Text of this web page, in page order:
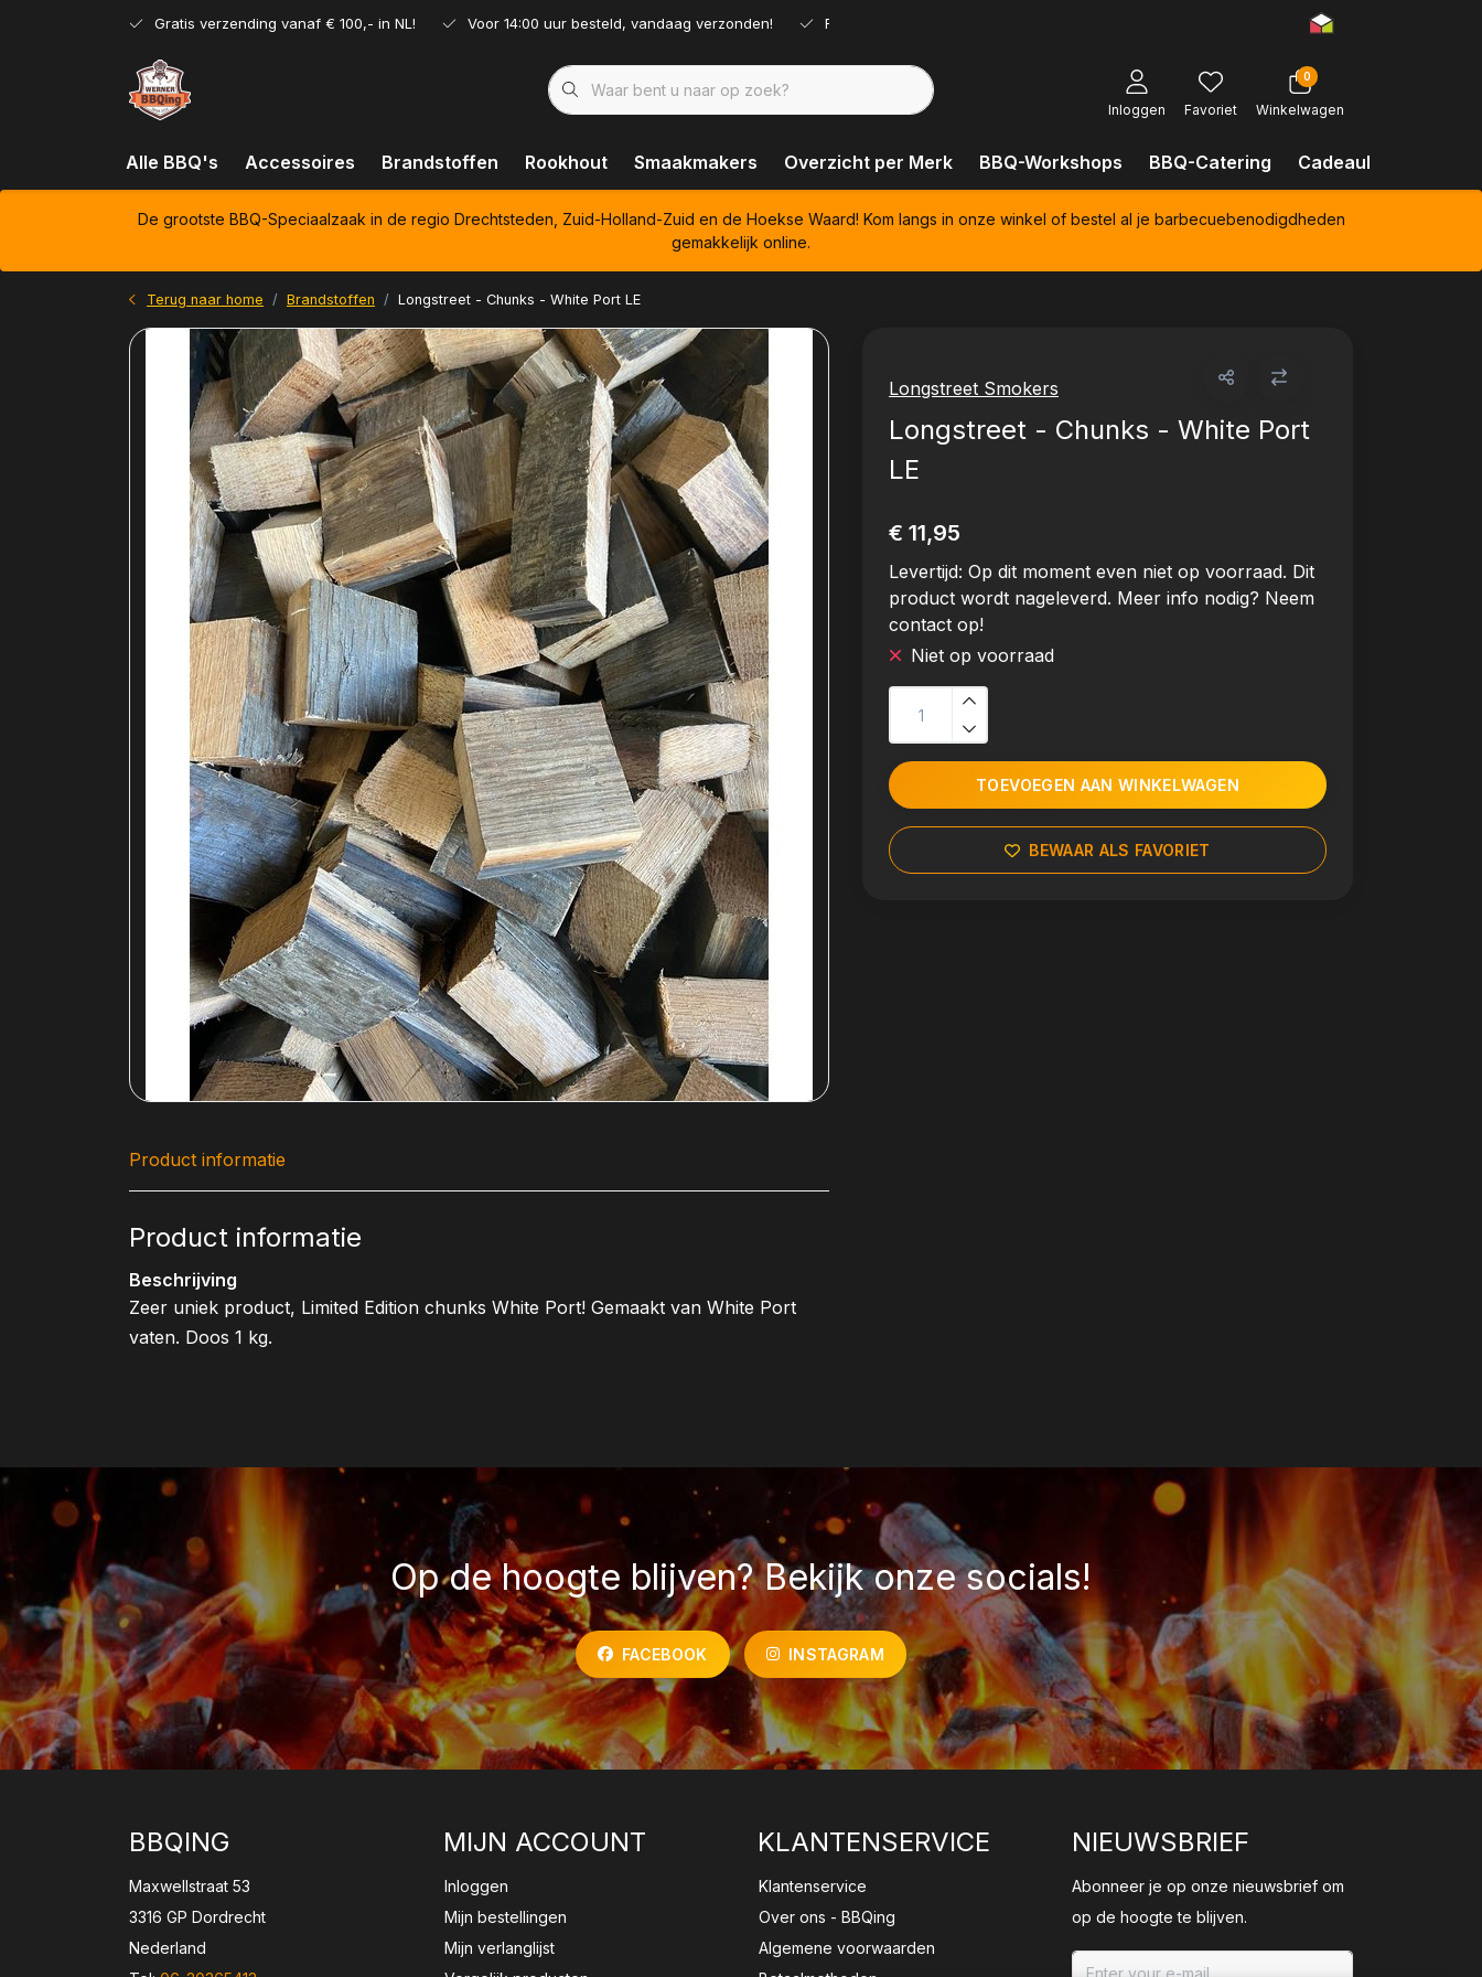
Gratis verzending vanaf € 100,- in NL! Voor 14:00 uur besteld, vandaag verzonden! Ruim assortiment!
Inloggen Favoriet
0
Winkelwagen
Alle BBQ's Accessoires Brandstoffen Rookhout Smaakmakers Overzicht per Merk BBQ-Workshops BBQ-Catering Cadeaubonnen
De grootste BBQ-Speciaalzaak in de regio Drechtsteden, Zuid-Holland-Zuid en de Hoekse Waard! Kom langs in onze winkel of bestel al je barbecuebenodigdheden
gemakkelijk online.
Terug naar home Brandstoffen Longstreet - Chunks - White Port LE
Longstreet Smokers
Longstreet - Chunks - White Port
LE
€ 11,95
Levertijd: Op dit moment even niet op voorraad. Dit
product wordt nageleverd. Meer info nodig? Neem
contact op!
Niet op voorraad
TOEVOEGEN AAN WINKELWAGEN
BEWAAR ALS FAVORIET
Product informatie
Product informatie
Beschrijving
Zeer uniek product, Limited Edition chunks White Port! Gemaakt van White Port
vaten. Doos 1 kg.
Op de hoogte blijven? Bekijk onze socials!
FACEBOOK INSTAGRAM
BBQING
Maxwellstraat 53
3316 GP Dordrecht
Nederland
MIJN ACCOUNT
Inloggen
Mijn bestellingen
Mijn verlanglijst
KLANTENSERVICE
Klantenservice
Over ons - BBQing
Algemene voorwaarden
NIEUWSBRIEF
Abonneer je op onze nieuwsbrief om
op de hoogte te blijven.